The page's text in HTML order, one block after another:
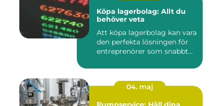
Köpa lagerbolag: Allt du
behöver veta
Att köpa lagerbolag kan vara
den perfekta lösningen för
entreprenörer som snabbt...
04. maj